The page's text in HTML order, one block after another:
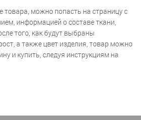
можно попасть на страницу с
информацией о составе ткани,
того, как будут выбраны
а также цвет изделия, товар можно
и купить, следуя инструкциям на